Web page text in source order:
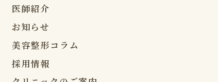
医師紹介
お知らせ
美容整形コラム
採用情報